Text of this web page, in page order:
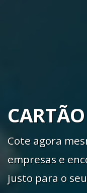
Cote agora
empresas e
justo para o